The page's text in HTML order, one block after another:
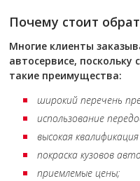
Почему стоит
Многие клиенты
автосервисе,
такие преимущества:
широкий перечень
использование
высокая
покраска кузовов
приемлемые цены;